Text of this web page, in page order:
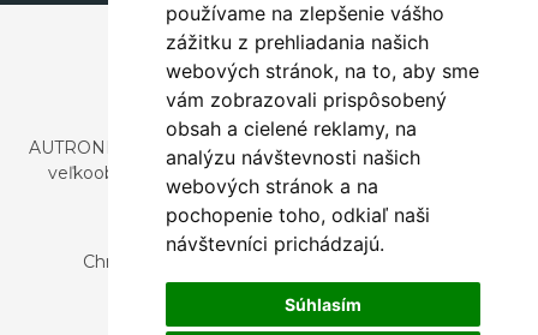
používame na zlepšenie vášho
zážitku z prehliadania našich
webových stránok, na to, aby sme
vám zobrazovali prispôsobený
obsah a cielené reklamy, na
analýzu návštevnosti našich
webových stránok a na
pochopenie toho, odkiaľ naši
návštevníci prichádzajú.
Súhlasím
AUTRONIC, s.r.o. je spoločnosť zaoberajúca sa dovozom a
veľkoobchodným predajom dizajnového aj štýlového
nábytku a dekorácií.
Česká republika
Chrustenice 270, 267 12 Loděnice u Berouna
Slovensko
Nová 366, 032 02 Závažná Poruba